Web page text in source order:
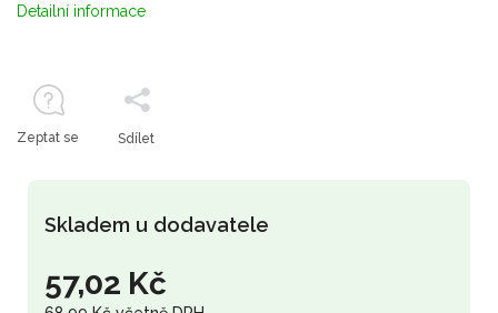
57,02 Kč
Skladem u dodavatele
Detailní informace
Zeptat se Sdílet